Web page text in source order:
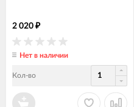
2 020 ₽
Нет в наличии
Кол-во